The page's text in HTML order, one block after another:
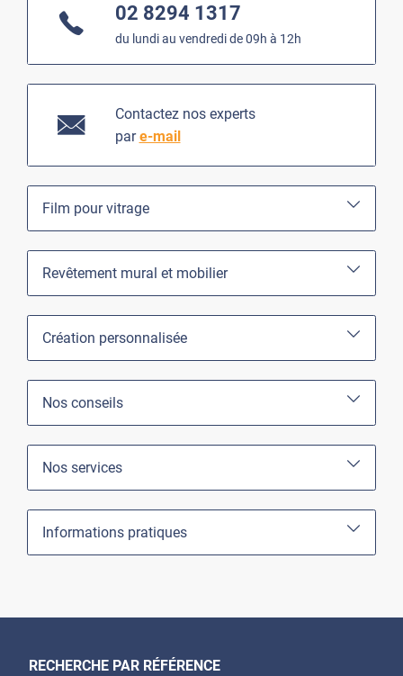
02 8294 1317
du lundi au vendredi de 09h à 12h
Contactez nos experts
pare-mail
Film pour vitrage
Revêtement mural et mobilier
Création personnalisée
Nos conseils
Nos services
Informations pratiques
RECHERCHE PAR RÉFÉRENCE